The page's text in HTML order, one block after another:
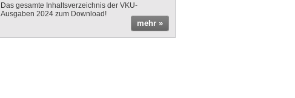
Das gesamte Inhaltsverzeichnis der VKU-
Ausgaben 2024 zum Download!
mehr »